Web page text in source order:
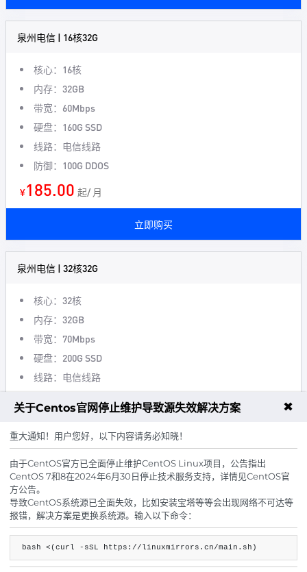
泉州电信 | 16核32G
核心：16核
内存：32GB
带宽：60Mbps
硬盘：160G SSD
线路：电信线路
防御：100G DDOS
¥185.00 起/ 月
立即购买
泉州电信 | 32核32G
核心：32核
内存：32GB
带宽：70Mbps
硬盘：200G SSD
线路：电信线路
240.00
襄阳电信 | 32核64G
核心：32核
内存：64GB
带宽：80Mbps
关于Centos官网停止维护导致源失效解决方案 ✖
重大通知！用户您好，以下内容请务必知晓！
由于CentOS官方已全面停止维护CentOS Linux项目，公告指出
CentOS 7和8在2024年6月30日停止技术服务支持，详情见CentOS官
方公告。
导致CentOS系统源已全面失效，比如安装宝塔等等会出现网络不可达等
报错，解决方案是更换系统源。输入以下命令：
bash <(curl -sSL https://linuxmirrors.cn/main.sh)